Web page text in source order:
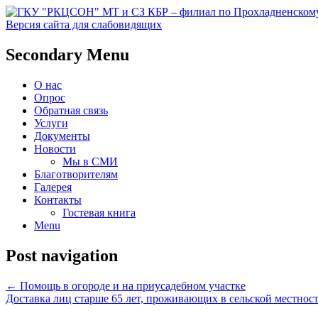
ГКУ "РКЦСОН" МТ и СЗ КБР –
Версия сайта для слабовидящих
Secondary Menu
О нас
Опрос
Обратная связь
Услуги
Документы
Новости
Мы в СМИ
Благотворителям
Галерея
Контакты
Гостевая книга
Menu
Post navigation
← Помощь в огороде и на приусадебном участке
Доставка лиц старше 65 лет, проживающих в сельской